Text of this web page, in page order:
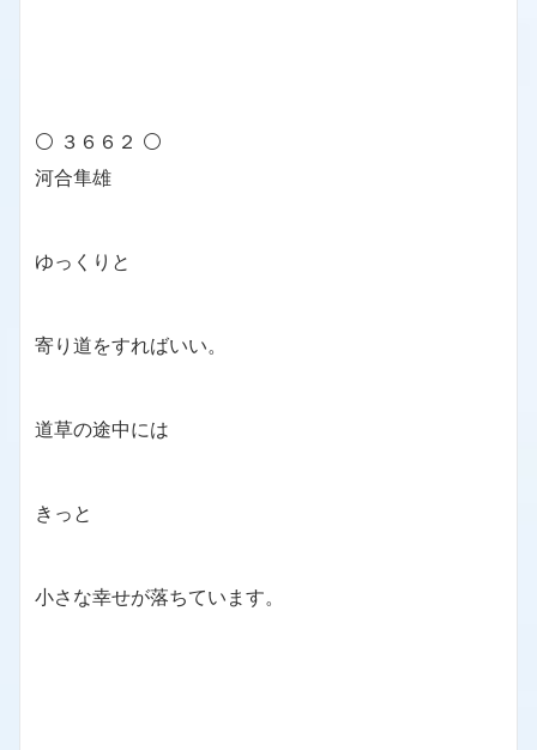
⚪ ３６６２ ⚪
河合隼雄
ゆっくりと
寄り道をすればいい。
道草の途中には
きっと
小さな幸せが落ちています。